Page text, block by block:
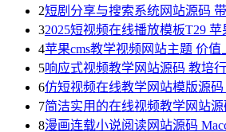
2短剧分享与搜索系统网站源码
32025短视频在线播放模板T29
4苹果cms教学视频网站主题 价值
5响应式视频教学网站源码 教培
6仿短视频在线教学网站模版源
7简洁实用的在线视频教学网站
8漫画连载小说阅读网站源码